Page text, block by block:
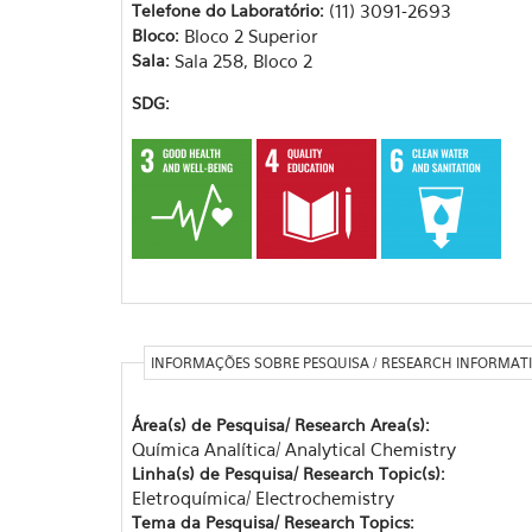
Telefone do Laboratório: (11) 3091-2693
Bloco: Bloco 2 Superior
Sala: Sala 258, Bloco 2
SDG:
INFORMAÇÕES SOBRE PESQUISA / RESEARCH
Área(s) de Pesquisa/ Research Area(s):
Química Analítica/ Analytical Chemistry
Linha(s) de Pesquisa/ Research Topic(s):
Eletroquímica/ Electrochemistry
Tema da Pesquisa/ Research Topics: